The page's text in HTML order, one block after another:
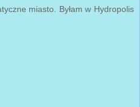
miasto. Byłam w Hydropolis